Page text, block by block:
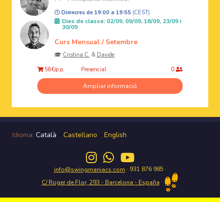
Dimecres de 19:00 a 19:55 (CEST)
Dies de classe: 02/09, 09/09, 16/09, 23/09 i
30/09
Curs Mensual / Setembre
Cristina C. & Davide
58€/p.p.
Presencial 0
Ampliar informació
Idioma: Català - Castellano - English
info@swingmaniacs.com · 931 876 985 ·
C/ Roger de Flor, 293 - Barcelona - España ·